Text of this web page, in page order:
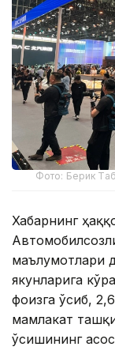
Фото: Берик
Хабарнинг
маълумотлари
якунларига
фоизга ўсиб,
мамлакат
ўсишининг